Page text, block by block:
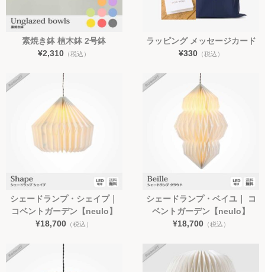
素焼き鉢 植木鉢 2号鉢
¥2,310 （税込）
ラッピング メッセージカード
¥330（税込）
シェードランプ・シェイプ｜
コベントガーデン【neulo】
¥18,700 （税込）
シェードランプ・ベイユ｜ コ
ベントガーデン【neulo】
¥18,700（税込）